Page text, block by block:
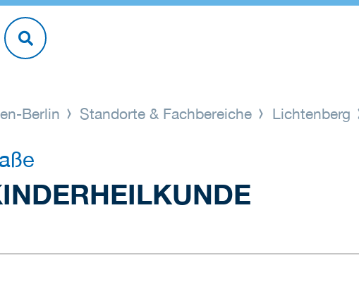
Berlin Standorte & Fachbereiche Lichtenberg